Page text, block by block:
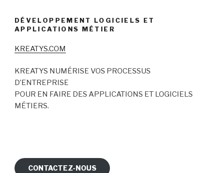
DÉVELOPPEMENT LOGICIELS ET
APPLICATIONS MÉTIER
KREATYS.COM
KREATYS NUMÉRISE VOS PROCESSUS
D’ENTREPRISE
POUR EN FAIRE DES APPLICATIONS ET LOGICIELS
MÉTIERS.
CONTACTEZ-NOUS